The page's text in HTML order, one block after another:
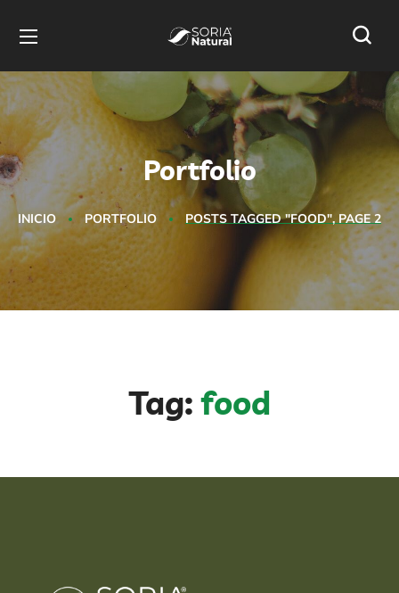
Portfolio
INICIO PORTFOLIO POSTS TAGGED "FOOD", PAGE 2
Tag:food